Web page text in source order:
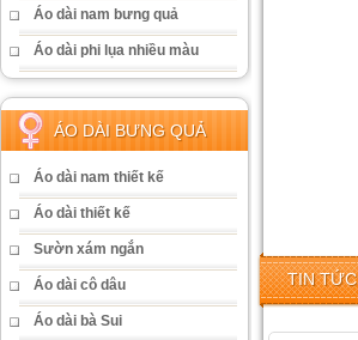
Áo dài nam bưng quả
Áo dài phi lụa nhiều màu
ÁO DÀI BƯNG QUẢ
Áo dài nam thiết kế
Áo dài thiết kế
Sườn xám ngắn
Áo dài cô dâu
Áo dài bà Sui
TIN TỨC